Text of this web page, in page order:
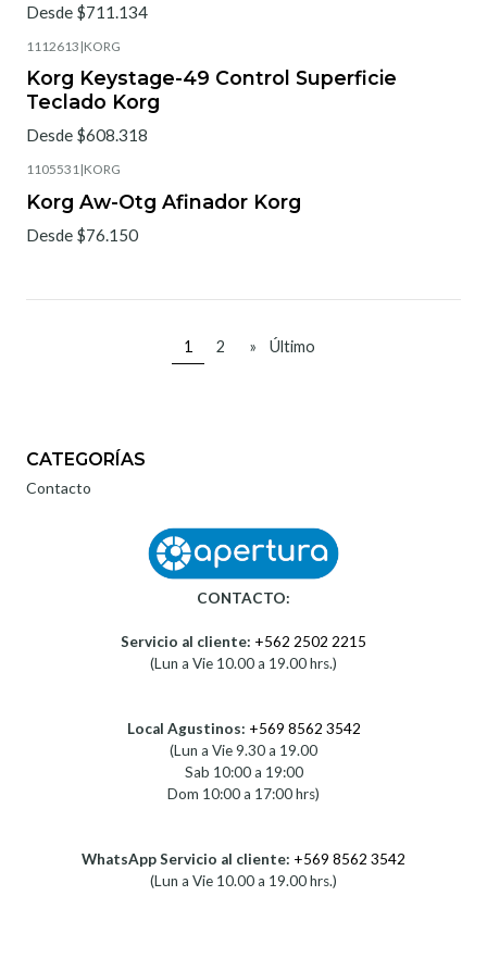
Desde $711.134
1112613 |KORG
Korg Keystage-49 Control Superficie
Teclado Korg
Desde $608.318
1105531|KORG
Korg Aw-Otg Afinador Korg
Desde $76.150
1 2 » Último
CATEGORÍAS
Contacto
CONTACTO:
Servicio al cliente: +562 2502 2215
(Lun a Vie 10.00 a 19.00 hrs.)
Local Agustinos: +569 8562 3542
(Lun a Vie 9.30 a 19.00
Sab 10:00 a 19:00
Dom 10:00 a 17:00 hrs)
WhatsApp Servicio al cliente: +569 8562 3542
(Lun a Vie 10.00 a 19.00 hrs.)